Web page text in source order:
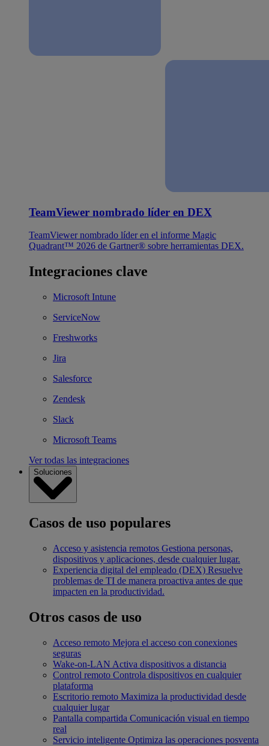
TeamViewer nombrado líder en DEX
TeamViewer nombrado líder en el informe Magic
Quadrant™ 2026 de Gartner® sobre herramientas DEX.
Integraciones clave
Microsoft Intune
ServiceNow
Freshworks
Jira
Salesforce
Zendesk
Slack
Microsoft Teams
Ver todas las integraciones
Soluciones
Casos de uso populares
Acceso y asistencia remotos Gestiona personas,
dispositivos y aplicaciones, desde cualquier lugar.
Experiencia digital del empleado (DEX) Resuelve
problemas de TI de manera proactiva antes de que
impacten en la productividad.
Otros casos de uso
Acceso remoto Mejora el acceso con conexiones
seguras
Wake-on-LAN Activa dispositivos a distancia
Control remoto Controla dispositivos en cualquier
plataforma
Escritorio remoto Maximiza la productividad desde
cualquier lugar
Pantalla compartida Comunicación visual en tiempo
real
Servicio inteligente Optimiza las operaciones posventa